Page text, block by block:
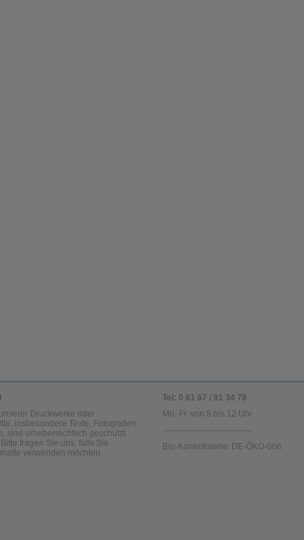
Druckwerke oder
insbesondere Texte, Fotografien
sind urheberrechtlich geschützt
fragen Sie uns, falls Sie
verwenden möchten.
Tel: 0 61 67 / 91 34 78
Mo.-Fr. von 8 bis 12 Uhr
--------------------------------
Bio-Kontrollstelle: DE-ÖKO-006